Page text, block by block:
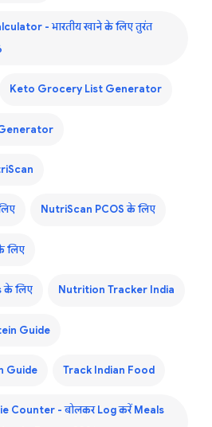
- भारतीय खाने के लिए तुरंत
Keto Grocery List Generator
NutriScan PCOS के लिए
लिए
के लिए Nutrition Tracker India
Guide
Guide Track Indian Food
Counter - बोलकर Log करें Meals